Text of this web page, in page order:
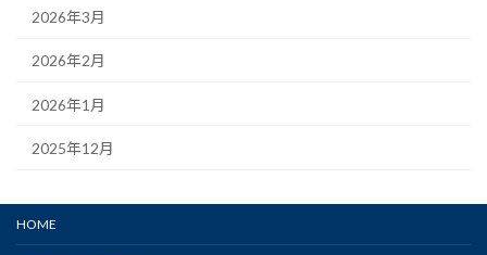
2026年3月
2026年2月
2026年1月
2025年12月
HOME